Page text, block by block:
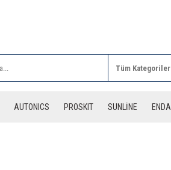
AUTONICS PROSKIT SUNLİNE ENDA